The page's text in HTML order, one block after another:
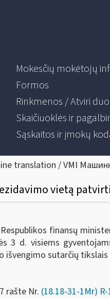
Mokesčių mokėtojų
Formos
Rinkmenos / Atviri
Skaičiuoklės ir
Sąskaitos ir įmokų
translation / VMI
vietą
finansų
3 d. visiems
sutarčių
rašte Nr. (18.18-31-1Mr) R-